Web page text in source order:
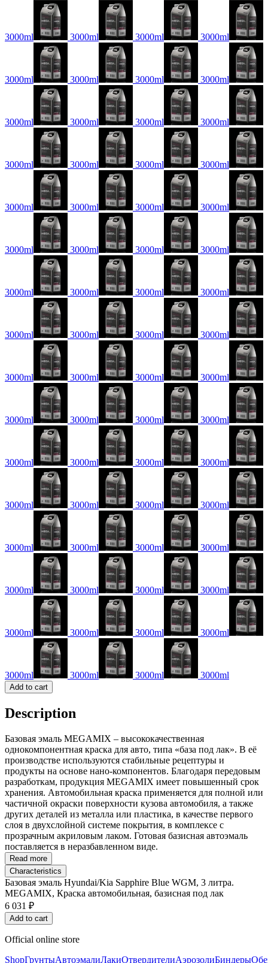
3000ml 3000ml 3000ml 3000ml
3000ml 3000ml 3000ml 3000ml
3000ml 3000ml 3000ml 3000ml
3000ml 3000ml 3000ml 3000ml
3000ml 3000ml 3000ml 3000ml
3000ml 3000ml 3000ml 3000ml
3000ml 3000ml 3000ml 3000ml
3000ml 3000ml 3000ml 3000ml
3000ml 3000ml 3000ml 3000ml
3000ml 3000ml 3000ml 3000ml
3000ml 3000ml 3000ml 3000ml
3000ml 3000ml 3000ml 3000ml
3000ml 3000ml 3000ml 3000ml
3000ml 3000ml 3000ml 3000ml
3000ml 3000ml 3000ml 3000ml
3000ml 3000ml 3000ml 3000ml
Add to cart
Description
Базовая эмаль MEGAMIX – высококачественная
однокомпонентная краска для авто, типа «база под лак». В её
производстве используются стабильные рецептуры и
продукты на основе нано-компонентов. Благодаря передовым
разработкам, продукция MEGAMIX имеет повышенный срок
хранения. Автомобильная краска применяется для полной или
частичной окраски поверхности кузова автомобиля, а также
других деталей из металла или пластика, в качестве первого
слоя в двухслойной системе покрытия, в комплексе с
прозрачным акриловым лаком. Готовая базисная автоэмаль
поставляется в неразбавленном виде.
Read more
Characteristics
Базовая эмаль Hyundai/Kia Sapphire Blue WGM, 3 литра.
MEGAMIX, Краска автомобильная, базисная под лак
6 031 ₽
Add to cart
Official online store
ShopГрунтыАвтоэмалиЛакиОтвердителиАэрозолиБиндеры